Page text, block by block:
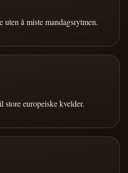
uten å miste mandagsrytmen.
store europeiske kvelder.